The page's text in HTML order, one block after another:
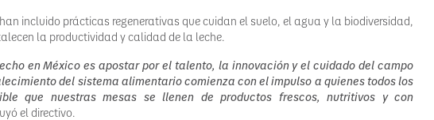
incluido prácticas regenerativas que cuidan el suelo, el agua y la biodiversidad,
la productividad y calidad de la leche.
en México es apostar por el talento, la innovación y el cuidado del campo
del sistema alimentario comienza con el impulso a quienes todos los
que nuestras mesas se llenen de productos frescos, nutritivos y con
el directivo.